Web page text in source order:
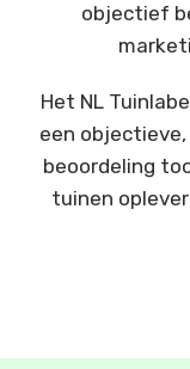
objectief
Het NL
een
beoordeling
tuinen